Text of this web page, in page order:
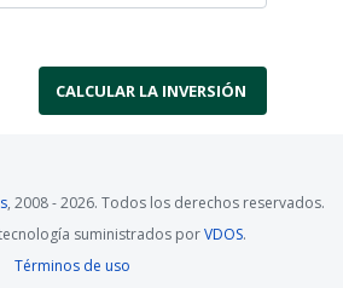
, 2008 - 2026. Todos los derechos reservados.
suministrados porVDOS.
Términos de uso